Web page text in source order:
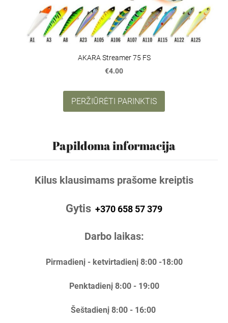
Papildoma informacija
Kilus klausimams prašome kreiptis
Gytis +370 658 57 379
Darbo laikas:
Pirmadienį - ketvirtadienį 8:00 -18:00
Penktadienį 8:00 - 19:00
Šeštadienį 8:00 - 16:00
AKARA Streamer 75 FS
€4.00
PERŽIŪRĖTI PARINKTIS